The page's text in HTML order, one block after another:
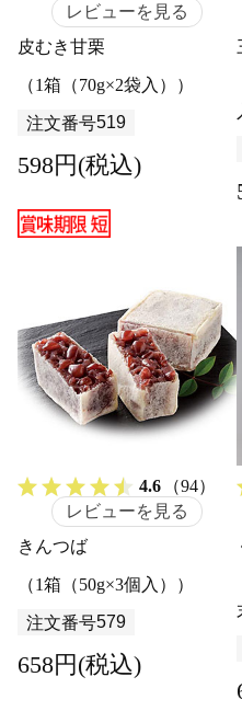
レビューを見る
皮むき甘栗
（1箱（70g×2袋入））
注文番号519
598円(税込)
4.6
（94）
レビューを見る
きんつば
（1箱（50g×3個入））
注文番号579
658円(税込)